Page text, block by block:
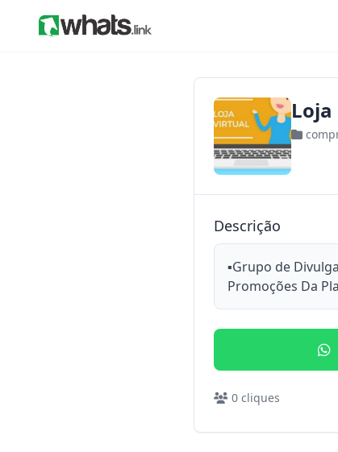
Loja
Descrição
▪︎Grupo de
Promoções Da
0 cliques